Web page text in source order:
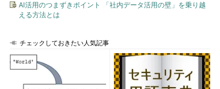
AI活用のつまずきポイント 「社内データ活用の壁」を乗り越
える方法とは
チェックしておきたい人気記事